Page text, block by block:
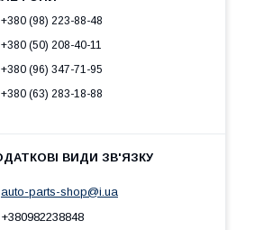
+380 (98) 223-88-48
+380 (50) 208-40-11
+380 (96) 347-71-95
+380 (63) 283-18-88
auto-parts-shop@i.ua
+380982238848